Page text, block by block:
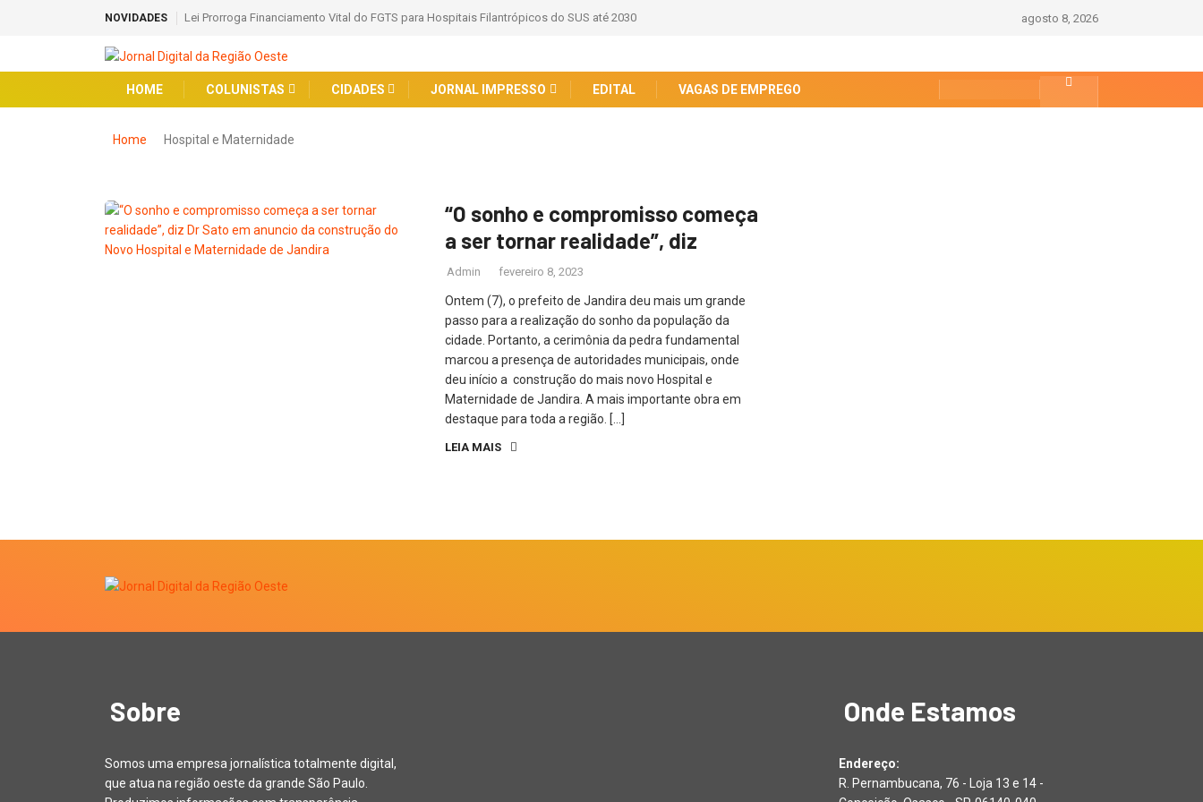
NOVIDADES Lei Prorroga Financiamento Vital do FGTS para Hospitais Filantrópicos do SUS até 2030 agosto 8, 2026
HOME COLUNISTAS CIDADES JORNAL IMPRESSO EDITAL VAGAS DE EMPREGO
Home Hospital e Maternidade
“O sonho e compromisso começa
a ser tornar realidade”, diz
Admin fevereiro 8, 2023
Ontem (7), o prefeito de Jandira deu mais um grande
passo para a realização do sonho da população da
cidade. Portanto, a cerimônia da pedra fundamental
marcou a presença de autoridades municipais, onde
deu início a construção do mais novo Hospital e
Maternidade de Jandira. A mais importante obra em
destaque para toda a região. […]
LEIA MAIS
Sobre
Somos uma empresa jornalística totalmente digital,
que atua na região oeste da grande São Paulo.
Onde Estamos
Endereço:
R. Pernambucana, 76 - Loja 13 e 14 -